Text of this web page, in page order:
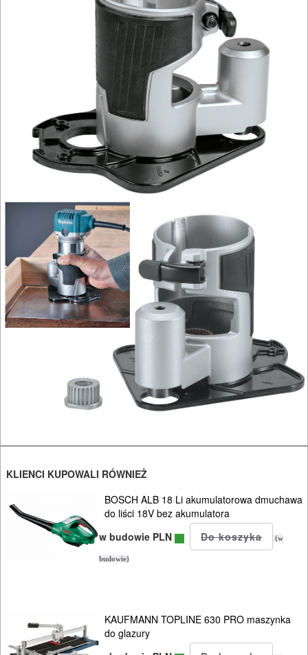
BUDOWLANE
NARZĘDZIA
BRUKARSKIE
OBRÓBKA
DREWNA
OBRÓBKA
WARSZTATOWE
RĘCZNE
NARZĘDZIA
I
OSPRZĘT
HYDRAULICZNE
NARZĘDZIA
INSTALACYJNE,
AKCESORIA
KOMPRESORY
NARZĘDZIA
SPAWALNICTWO
ROZRUCHOWE
PROSTOWNIKI
KLIENCI KUPOWALI RÓWNIEŻ
BOSCH ALB 18 Li akumulatorowa dmuchawa
do liści 18V bez akumulatora
w budowie PLN
(w
budowie)
KAUFMANN TOPLINE 630 PRO maszynka
do glazury